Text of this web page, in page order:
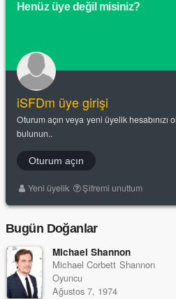
Henüz üye değil misiniz?
iSFDm üye girişi
Oturum açın veya yeni üyelik
bulunun..
Oturum açın
Yeni üyelik Şifremi unuttum
Bugün Doğanlar
Michael Shannon
Michael Corbett Shannon
Oyuncu
Ağustos 7, 1974